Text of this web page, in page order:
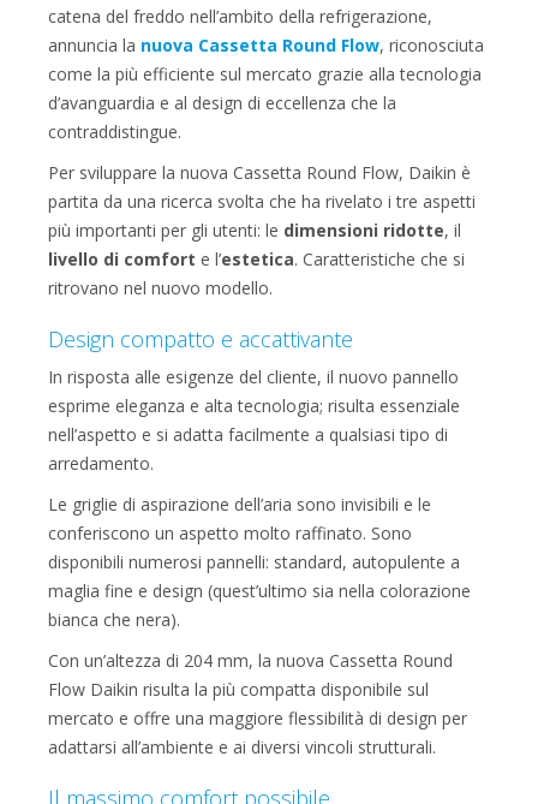
catena del freddo nell’ambito della refrigerazione,
annuncia la nuova Cassetta Round Flow, riconosciuta
come la più efficiente sul mercato grazie alla tecnologia
d’avanguardia e al design di eccellenza che la
contraddistingue.
Per sviluppare la nuova Cassetta Round Flow, Daikin è
partita da una ricerca svolta che ha rivelato i tre aspetti
più importanti per gli utenti: le dimensioni ridotte, il
livello di comfort e l’estetica. Caratteristiche che si
ritrovano nel nuovo modello.
Design compatto e accattivante
In risposta alle esigenze del cliente, il nuovo pannello
esprime eleganza e alta tecnologia; risulta essenziale
nell’aspetto e si adatta facilmente a qualsiasi tipo di
arredamento.
Le griglie di aspirazione dell’aria sono invisibili e le
conferiscono un aspetto molto raffinato. Sono
disponibili numerosi pannelli: standard, autopulente a
maglia fine e design (quest’ultimo sia nella colorazione
bianca che nera).
Con un’altezza di 204 mm, la nuova Cassetta Round
Flow Daikin risulta la più compatta disponibile sul
mercato e offre una maggiore flessibilità di design per
adattarsi all’ambiente e ai diversi vincoli strutturali.
Il massimo comfort possibile